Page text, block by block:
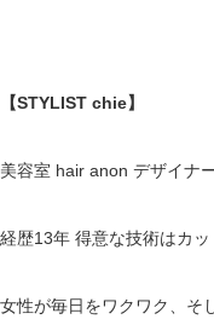
【STYLIST chie】
美容室 hair anon デザイナ
経歴13年 得意な技術はカッ
女性が毎日をワクワク、そ